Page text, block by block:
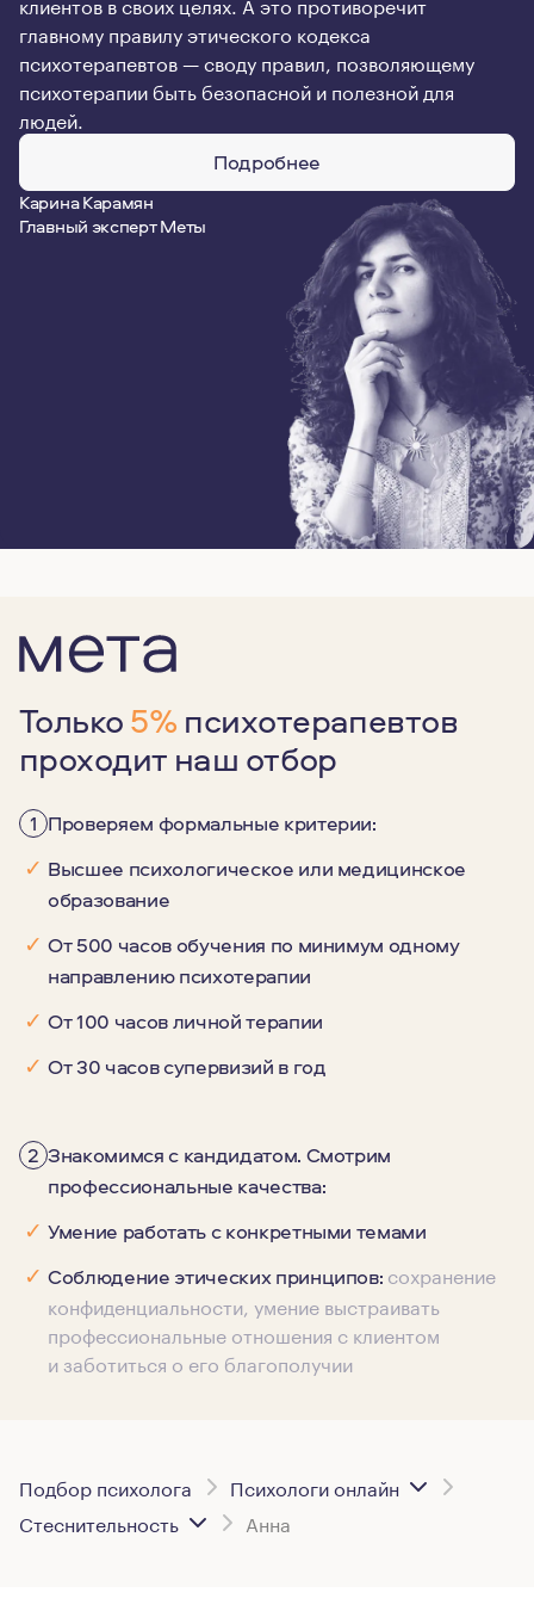
главному правилу этического кодекса
психотерапевтов — своду правил, позволяющему
психотерапии быть безопасной и полезной для
людей.
Подробнее
Карина Карамян
Главный эксперт Меты
Только5% психотерапевтов
проходит наш отбор
1 Проверяем формальные критерии:
✓ Высшее психологическое или медицинское
образование
✓ От 500 часов обучения по минимум одному
направлению психотерапии
✓ От 100 часов личной терапии
✓ От 30 часов супервизий в год
2 Знакомимся с кандидатом. Смотрим
профессиональные качества:
✓ Умение работать с конкретными темами
✓ Соблюдение этических принципов: сохранение
конфиденциальности, умение выстраивать
профессиональные отношения с клиентом
и заботиться о его благополучии
Подбор психолога
Психологи онлайн
Стеснительность
Анна